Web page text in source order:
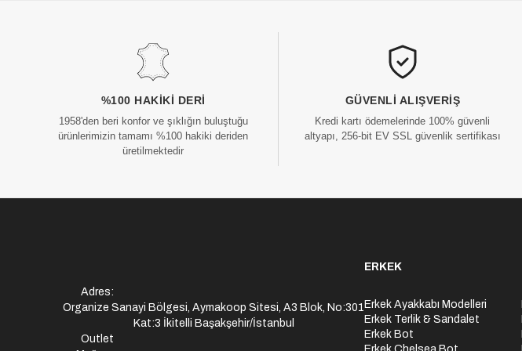
%100 HAKIKI DERI
1958'den beri konfor ve şıklığın buluştuğu
ürünlerimizin tamamı %100 hakiki deriden
üretilmektedir
GÜVENLI ALIŞVERIŞ
Kredi kartı ödemelerinde 100% güvenli
altyapı, 256-bit EV SSL güvenlik sertifikası
Adres:
Organize Sanayi Bölgesi, Aymakoop Sitesi, A3 Blok, No:301
Kat:3 İkitelli Başakşehir/İstanbul
Outlet
ERKEK
Erkek Ayakkabı Modelleri
Erkek Terlik & Sandalet
Erkek Bot